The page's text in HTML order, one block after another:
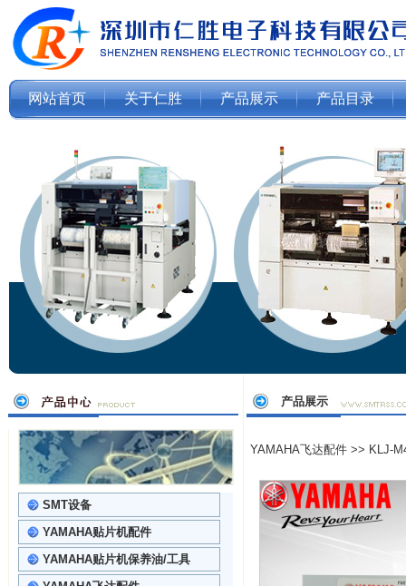
网站首页 关于仁胜 产品展示 产品目录
SMT设备
YAMAHA贴片机配件
YAMAHA贴片机保养油/工具
产品展示
YAMAHA飞达配件>> KLJ-